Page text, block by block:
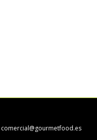
comercial@gourmetfood.es